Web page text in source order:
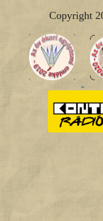
Copyright